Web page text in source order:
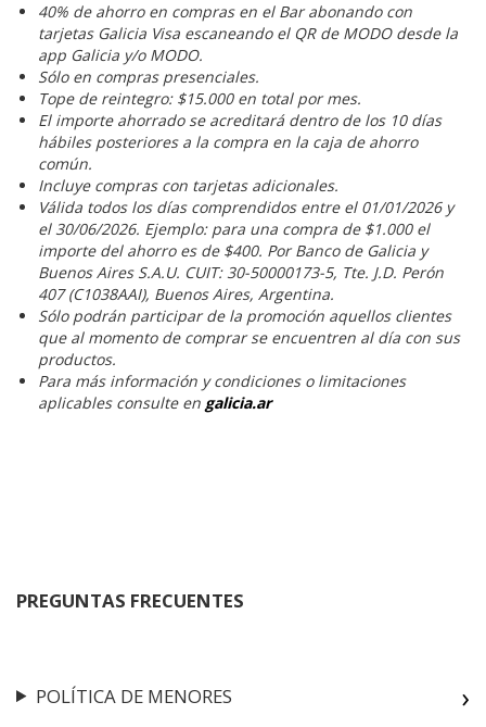
40% de ahorro en compras en el Bar abonando con
tarjetas Galicia Visa escaneando el QR de MODO desde la
app Galicia y/o MODO.
Sólo en compras presenciales.
Tope de reintegro: $15.000 en total por mes.
El importe ahorrado se acreditará dentro de los 10 días
hábiles posteriores a la compra en la caja de ahorro
común.
Incluye compras con tarjetas adicionales.
Válida todos los días comprendidos entre el 01/01/2026 y
el 30/06/2026. Ejemplo: para una compra de $1.000 el
importe del ahorro es de $400. Por Banco de Galicia y
Buenos Aires S.A.U. CUIT: 30-50000173-5, Tte. J.D. Perón
407 (C1038AAI), Buenos Aires, Argentina.
Sólo podrán participar de la promoción aquellos clientes
que al momento de comprar se encuentren al día con sus
productos.
Para más información y condiciones o limitaciones
aplicables consulte en galicia.ar
PREGUNTAS FRECUENTES
POLÍTICA DE MENORES